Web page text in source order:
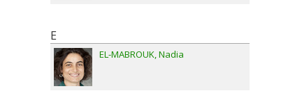
E
EL-MABROUK Nadia